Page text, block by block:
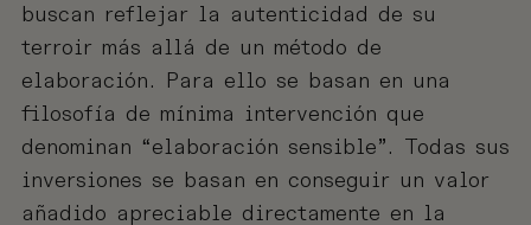
buscan reflejar la autenticidad de su
terroir más allá de un método de
elaboración. Para ello se basan en una
filosofía de mínima intervención que
denominan “elaboración sensible”. Todas sus
inversiones se basan en conseguir un valor
añadido apreciable directamente en la